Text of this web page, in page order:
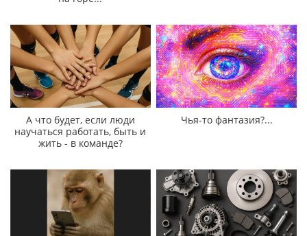
А что будет, если люди
научаться работать, быть и
жить - в команде?
Чья-то фантазия?...